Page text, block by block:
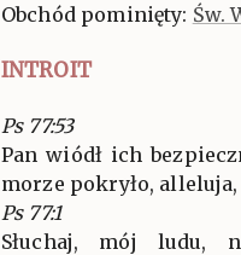
Obchód pominięty: Św.
INTROIT
Ps 77:53
Pan wiódł ich
morze pokryło,
Ps 77:1
Słuchaj, mój ludu,